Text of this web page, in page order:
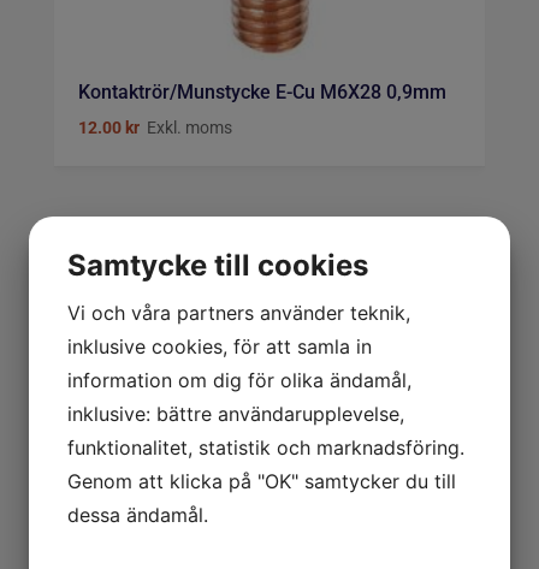
Kontaktrör/Munstycke E-Cu M6X28 0,9mm
12.00 krExkl. moms
TILLSATS
VERKSTAD
ARBETSKLÄDER
BORR, BITS & GÄNG
FÖRVARINGSLÖSNINGAR
GASER
Samtycke till cookies
Vi och våra partners använder teknik,
inklusive cookies, för att samla in
information om dig för olika ändamål,
inklusive: bättre användarupplevelse,
funktionalitet, statistik och marknadsföring.
Genom att klicka på "OK" samtycker du till
dessa ändamål.